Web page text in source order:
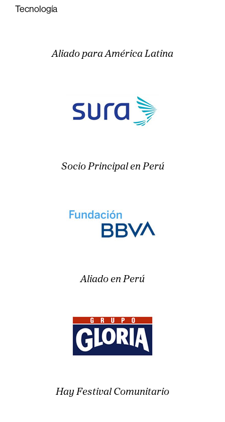
Tecnología
Aliado para América Latina
Socio Principal en Perú
Aliado en Perú
Hay Festival Comunitario